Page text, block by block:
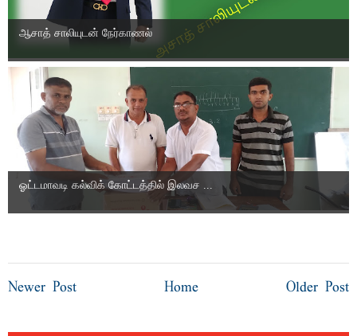
ஆசாத் சாலியுடன் நேர்காணல்
ஓட்டமாவடி கல்விக் கோட்டத்தில் இலவச ...
Newer Post Older Post
Home